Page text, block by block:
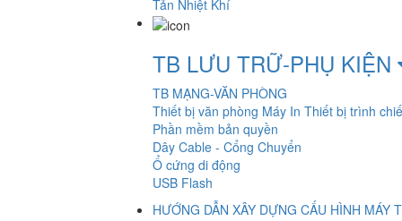
Tản Nhiệt Khí
TB LƯU TRỮ-PHỤ KIỆN
TB MẠNG-VĂN PHÒNG
Thiết bị văn phòng Máy In Thiết bị trình
Phần mềm bản quyền
Dây Cable - Cổng Chuyển
Ổ cứng di động
USB Flash
HƯỚNG DẪN XÂY DỰNG CẤU HÌNH MÁY